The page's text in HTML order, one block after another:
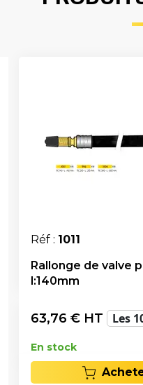
Réf : 1011
Rallonge de valve
l:140mm
63,76 € HT Les
En stock